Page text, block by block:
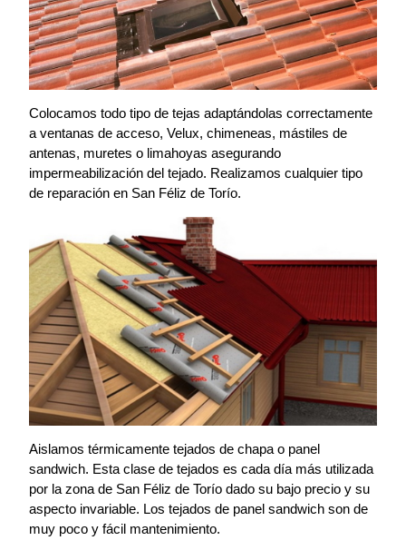
Colocamos todo tipo de tejas adaptándolas correctamente
a ventanas de acceso, Velux, chimeneas, mástiles de
antenas, muretes o limahoyas asegurando
impermeabilización del tejado. Realizamos cualquier tipo
de reparación en San Féliz de Torío.
Aislamos térmicamente tejados de chapa o panel
sandwich. Esta clase de tejados es cada día más utilizada
por la zona de San Féliz de Torío dado su bajo precio y su
aspecto invariable. Los tejados de panel sandwich son de
muy poco y fácil mantenimiento.